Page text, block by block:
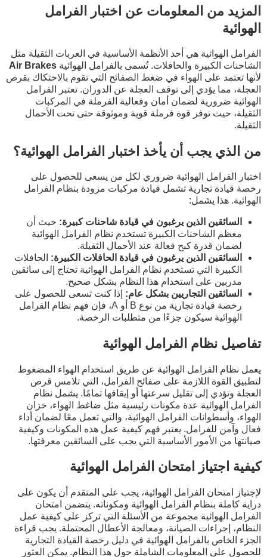
المزيد من المعلومات عن اختبار الفرامل
الهوائية
الفرامل الهوائية هي أحد الأنظمة الأساسية في العربات الثقيلة مثل
الشاحنات الكبيرة والحافلات. تُسمى بالفرامل الهوائية Air Brakes
لأنها تعتمد على الهواء في ضغط الصفائح التي تقوم بالاحتكاك بقرص
العجلة، مما يؤدي إلى توقف العجلة عن الدوران. تعتبر الفرامل
الهوائية ضرورية لضمان أمان وفعالية الفرملة في المركبات
الثقيلة، حيث توفر قوة فرملة قوية وموثوقة حتى تحت الأحمال
الثقيلة.
من الذي يجب أن يأخذ اختبار الفرامل الهوائية؟
اختبار الفرامل الهوائية ضروري لكل من يسعى للحصول على
رخصة قيادة تجارية تشمل قيادة مركبات مزودة بنظام الفرامل
الهوائية. هذا يشمل:
السائقين الذين يرغبون في قيادة شاحنات كبيرة: حيث أن
معظم الشاحنات الكبيرة تستخدم نظام الفرامل الهوائية
لضمان قدرة كبح فعالة عند الأحمال الثقيلة.
السائقين الذين يرغبون في قيادة الحافلات الكبيرة: الحافلات
الكبيرة التي تستخدم نظام الفرامل الهوائية تحتاج إلى سائقين
مدربين على استخدام هذا النظام بشكل صحيح.
السائقين التجاريين بشكل عام: إذا كنت تسعى للحصول على
رخصة قيادة تجارية من نوع B أو A، فإن فهم نظام الفرامل
الهوائية سيكون جزءًا من متطلبات الرخصة.
تفاصيل نظام الفرامل الهوائية
يعمل نظام الفرامل الهوائية عن طريق استخدام الهواء المضغوط
لتطبيق القوة اللازمة على صفائح الفرامل، التي تلامس قرص
العجلة وتؤدي إلى تقليل سرعتها أو إيقافها تمامًا. يشمل نظام
الفرامل الهوائية عدة مكونات رئيسية مثل ضاغط الهواء، خزان
الهواء، وأسطوانات الفرامل الهوائية، والتي تعمل معًا لضمان أداء
فعال وآمن للفرامل. يعتبر فهم كيفية عمل هذه المكونات وكيفية
صيانتها من الأمور الأساسية التي يجب على السائقين معرفتها.
كيفية اجتياز امتحان الفرامل الهوائية
لإجتياز امتحان الفرامل الهوائية، يجب على المتقدم أن يكون على
دراية كاملة بنظام الفرامل الهوائية ومكوناته. يتضمن امتحان
الفرامل الهوائية مجموعة من الأسئلة التي تركز على كيفية عمل
النظام، إجراءات الصيانة، ومعالجة الأعطال المحتملة. يجب قراءة
الجزء الخاص بالفرامل الهوائية في دليل رخصة القيادة التجارية
للحصول على المعلومات الشاملة حول هذا النظام. يمكن العثور